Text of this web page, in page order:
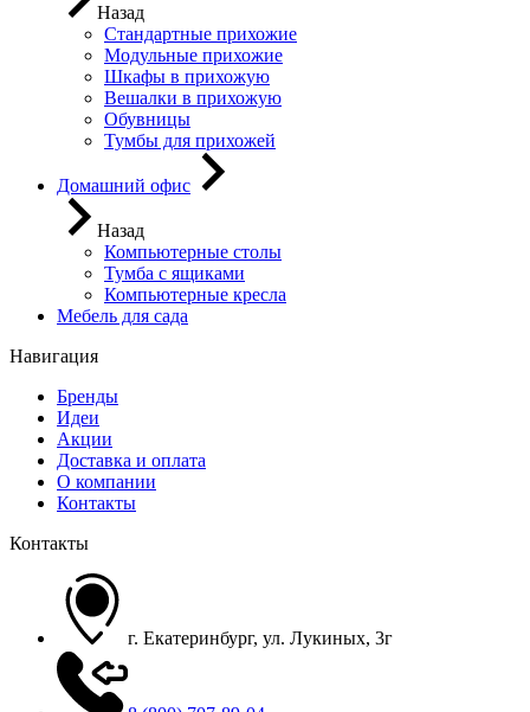
Назад
Стандартные прихожие
Модульные прихожие
Шкафы в прихожую
Вешалки в прихожую
Обувницы
Тумбы для прихожей
Домашний офис
Назад
Компьютерные столы
Тумба с ящиками
Компьютерные кресла
Мебель для сада
Навигация
Бренды
Идеи
Акции
Доставка и оплата
О компании
Контакты
Контакты
г. Екатеринбург, ул. Лукиных, 3г